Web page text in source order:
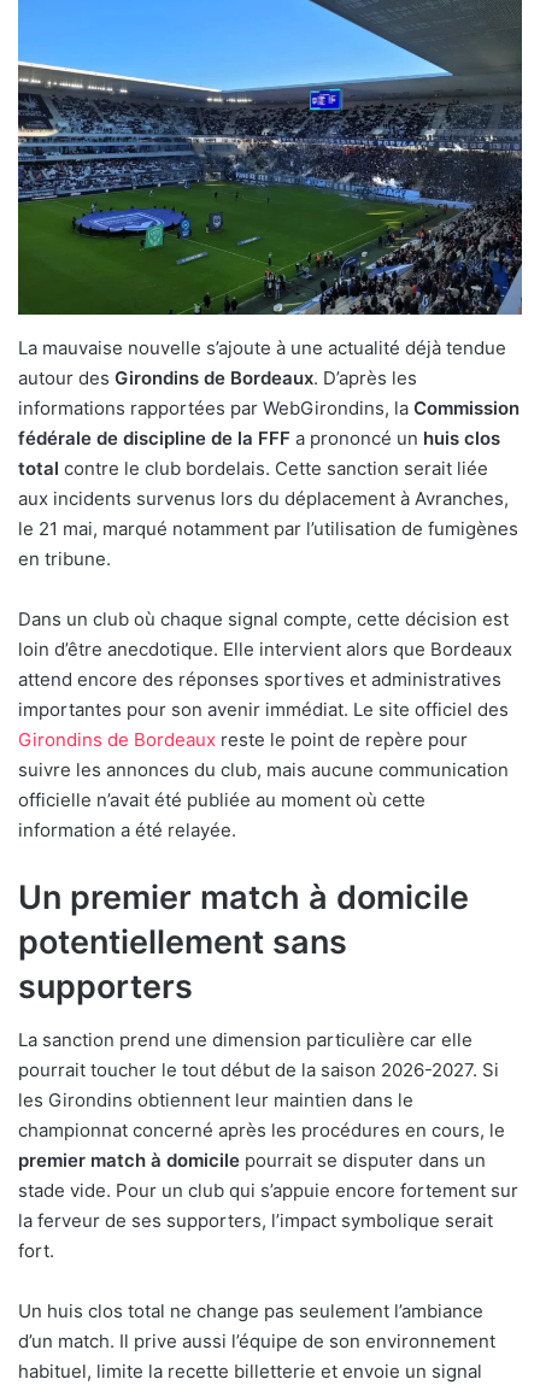
La mauvaise nouvelle s’ajoute à une actualité déjà tendue
autour des Girondins de Bordeaux. D’après les
informations rapportées par WebGirondins, la Commission
fédérale de discipline de la FFF a prononcé un huis clos
total contre le club bordelais. Cette sanction serait liée
aux incidents survenus lors du déplacement à Avranches,
le 21 mai, marqué notamment par l’utilisation de fumigènes
en tribune.
Dans un club où chaque signal compte, cette décision est
loin d’être anecdotique. Elle intervient alors que Bordeaux
attend encore des réponses sportives et administratives
importantes pour son avenir immédiat. Le site officiel des
Girondins de Bordeaux reste le point de repère pour
suivre les annonces du club, mais aucune communication
officielle n’avait été publiée au moment où cette
information a été relayée.
Un premier match à domicile
potentiellement sans
supporters
La sanction prend une dimension particulière car elle
pourrait toucher le tout début de la saison 2026-2027. Si
les Girondins obtiennent leur maintien dans le
championnat concerné après les procédures en cours, le
premier match à domicile pourrait se disputer dans un
stade vide. Pour un club qui s’appuie encore fortement sur
la ferveur de ses supporters, l’impact symbolique serait
fort.
Un huis clos total ne change pas seulement l’ambiance
d’un match. Il prive aussi l’équipe de son environnement
habituel, limite la recette billetterie et envoie un signal